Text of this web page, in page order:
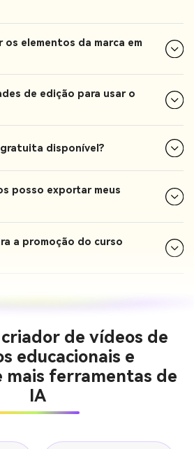
os elementos da marca em
de edição para usar o
disponível?
posso exportar meus
a promoção do curso
de vídeos de
educacionais e
mais ferramentas de
IA